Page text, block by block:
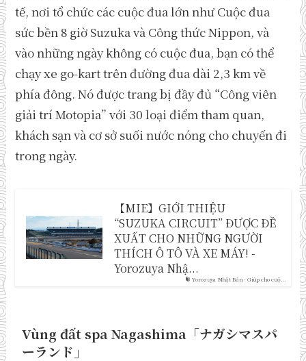
tế, nơi tổ chức các cuộc đua lớn như Cuộc đua
sức bền 8 giờ Suzuka và Công thức Nippon, và
vào những ngày không có cuộc đua, bạn có thể
chạy xe go-kart trên đường đua dài 2,3 km về
phía đông. Nó được trang bị đầy đủ “Công viên
giải trí Motopia” với 30 loại điểm tham quan,
khách sạn và cơ sở suối nước nóng cho chuyến đi
trong ngày.
Yorozuya Nhật Bản - Giúp cho cuộ...
【MIE】GIỚI THIỆU
“SUZUKA CIRCUIT” ĐƯỢC ĐỀ
XUẤT CHO NHỮNG NGƯỜI
THÍCH Ô TÔ VÀ XE MÁY! -
Yorozuya Nhậ...
Vùng đất spa Nagashima「ナガシマスパ
ーランド 」